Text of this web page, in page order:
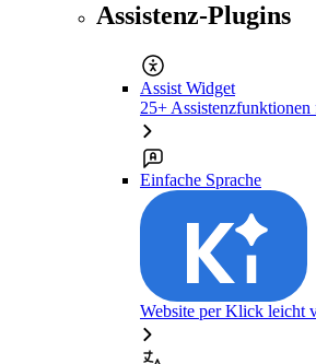
Assistenz-Plugins
Assist Widget
25+ Assistenzfunktionen
Einfache Sprache
Website per Klick leicht